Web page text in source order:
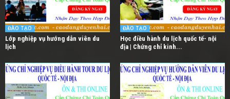
ĐÀO TẠO
Lớp nghiệp vụ hướng dẫn viên du
lịch
ĐÀO TẠO
Học điều hành du lịch quốc tế- nội
địa | Chứng chỉ kinh...